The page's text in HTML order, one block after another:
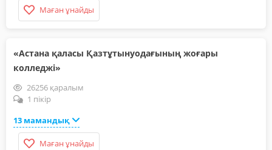
Маған ұнайды
«Астана қаласы Қазтұтынуодағының жоғары
колледжі»
26256 қаралым
1 пікір
13 мамандық
Маған ұнайды